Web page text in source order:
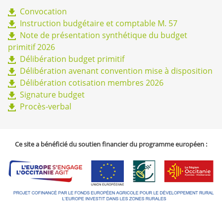
Convocation
Instruction budgétaire et comptable M. 57
Note de présentation synthétique du budget
primitif 2026
Délibération budget primitif
Délibération avenant convention mise à disposition
Délibération cotisation membres 2026
Signature budget
Procès-verbal
Ce site a bénéficié du soutien financier du programme européen :